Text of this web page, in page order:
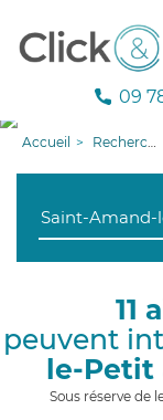
09
Accueil Recherche aide à domicile
11
peuvent
le-Petit
Sous réserve de